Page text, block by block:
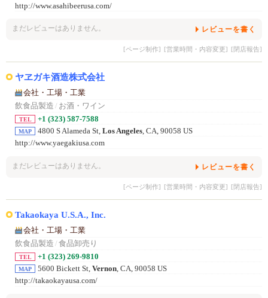
http://www.asahibeerusa.com/
まだレビューはありません。 レビューを書く
[ページ制作] [営業時間・内容変更] [閉店報告]
ヤヱガキ酒造株式会社
会社・工場・工業
飲食品製造 / お酒・ワイン
TEL +1 (323) 587-7588
MAP 4800 S Alameda St, Los Angeles, CA, 90058 US
http://www.yaegakiusa.com
まだレビューはありません。 レビューを書く
[ページ制作] [営業時間・内容変更] [閉店報告]
Takaokaya U.S.A., Inc.
会社・工場・工業
飲食品製造 / 食品卸売り
TEL +1 (323) 269-9810
MAP 5600 Bickett St, Vernon, CA, 90058 US
http://takaokayausa.com/